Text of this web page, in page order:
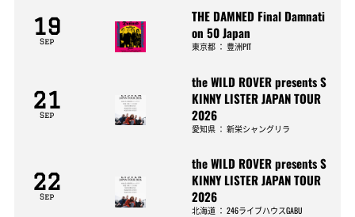
19
Sep
THE DAMNED Final Damnati
on 50 Japan
東京都 ：豊洲PIT
21
Sep
the WILD ROVER presents S
KINNY LISTER JAPAN TOUR
2026
愛知県 ：新栄シャングリラ
22
Sep
the WILD ROVER presents S
KINNY LISTER JAPAN TOUR
2026
北海道 ：246ライブハウスGABU